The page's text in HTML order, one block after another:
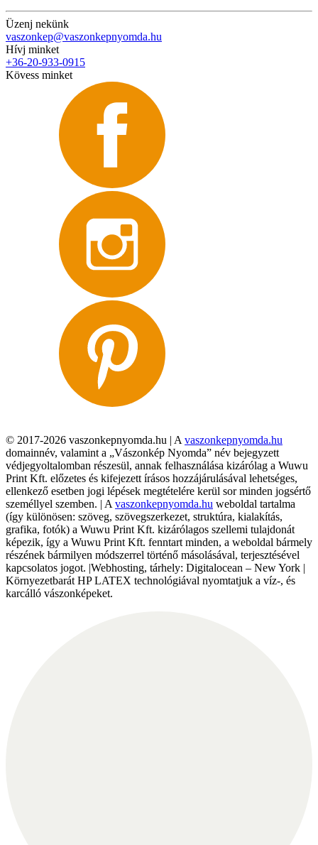
Üzenj nekünk
vaszonkep@vaszonkepnyomda.hu
Hívj minket
+36-20-933-0915
Kövess minket
© 2017-2026 vaszonkepnyomda.hu | A vaszonkepnyomda.hu
domainnév, valamint a „Vászonkép Nyomda” név bejegyzett
védjegyoltalomban részesül, annak felhasználása kizárólag a Wuwu
Print Kft. előzetes és kifejezett írásos hozzájárulásával lehetséges,
ellenkező esetben jogi lépések megtételére kerül sor minden jogsértő
személlyel szemben. | A vaszonkepnyomda.hu weboldal tartalma
(így különösen: szöveg, szövegszerkezet, struktúra, kialakítás,
grafika, fotók) a Wuwu Print Kft. kizárólagos szellemi tulajdonát
képezik, így a Wuwu Print Kft. fenntart minden, a weboldal bármely
részének bármilyen módszerrel történő másolásával, terjesztésével
kapcsolatos jogot. |Webhosting, tárhely: Digitalocean – New York |
Környezetbarát HP LATEX technológiával nyomtatjuk a víz-, és
karcálló vászonképeket.